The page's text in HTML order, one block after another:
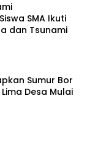
SMA Ikuti
dan Tsunami
Sumur Bor
Desa Mulai